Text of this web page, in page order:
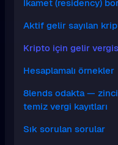
İkamet (residency)
Aktif gelir sayılan
Kripto için gelir
Hesaplamalı örnekler
8lends odakta —
temiz vergi kayıtları
Sık sorulan sorular